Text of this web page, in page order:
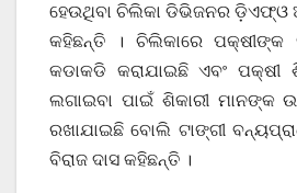
ହେଉଥିବା ଚିଲିକା ଡିଭିଜନର ଡ଼ିଏଫ୍ଓ
କହିଛନ୍ତି । ଚିଲିକାରେ ପକ୍ଷୀଙ୍କ
କଡାକଡି କରାଯାଇଛି ଏବଂ
ଲଗାଇବା ପାଇଁ ଶିକାରୀ ମାନଙ୍କ
ରଖାଯାଇଛି ବୋଲି ଟାଙ୍ଗୀ
ବିରାଜ ଦାସ କହିଛନ୍ତି ।